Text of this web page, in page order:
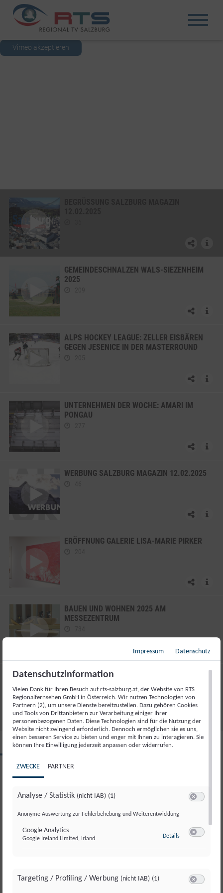
Vimeo akzeptieren
GEMEINDESCHNALZEN WALS-SIEZENHEIM
2025
ALPS HOCKEY LEAGUE: ZELLER EISBÄREN
GEGEN JESENICE IN DER MASTERROUND
UNTERNEHMEN DER WOCHE: AMARI IM
PONGAU
WERBUNG SALZBURG MAGAZIN 12.02.2025
ERÖFFNUNG GALERIE LISA-MARIE PIRKER
BAUEN UND WOHNEN 2025 AM
MESSEZENTRUM
VERABSCHIEDUNG SALZBURG MAGAZIN
12.02.2025
22
Mi., 12. Februar. 2025
Sendung teilen
August 2026
August 2026
August 2026
August 2026
August 2026
Impressum Datenschutz
Datenschutzinformation
Vielen Dank für Ihren Besuch auf rts-salzburg.at, der Website von RTS
Regionalfernsehen GmbH in Österreich. Wir nutzen Technologien von
Partnern (2), um unsere Dienste bereitzustellen. Dazu gehören Cookies
und Tools von Drittanbietern zur Verarbeitung einiger Ihrer
personenbezogenen Daten. Diese Technologien sind für die Nutzung der
Website nicht zwingend erforderlich. Dennoch ermöglichen sie es uns,
einen besseren Service zu bieten und enger mit Ihnen zu interagieren. Sie
können Ihre Einwilligung jederzeit anpassen oder widerrufen.
ZWECKE PARTNER
Analyse / Statistik (nicht IAB) (1)
Anonyme Auswertung zur Fehlerbehebung und Weiterentwicklung
Google Analytics
Google Ireland Limited, Irland Details zu Google
Targeting / Profiling / Werbung (nicht IAB) (1)